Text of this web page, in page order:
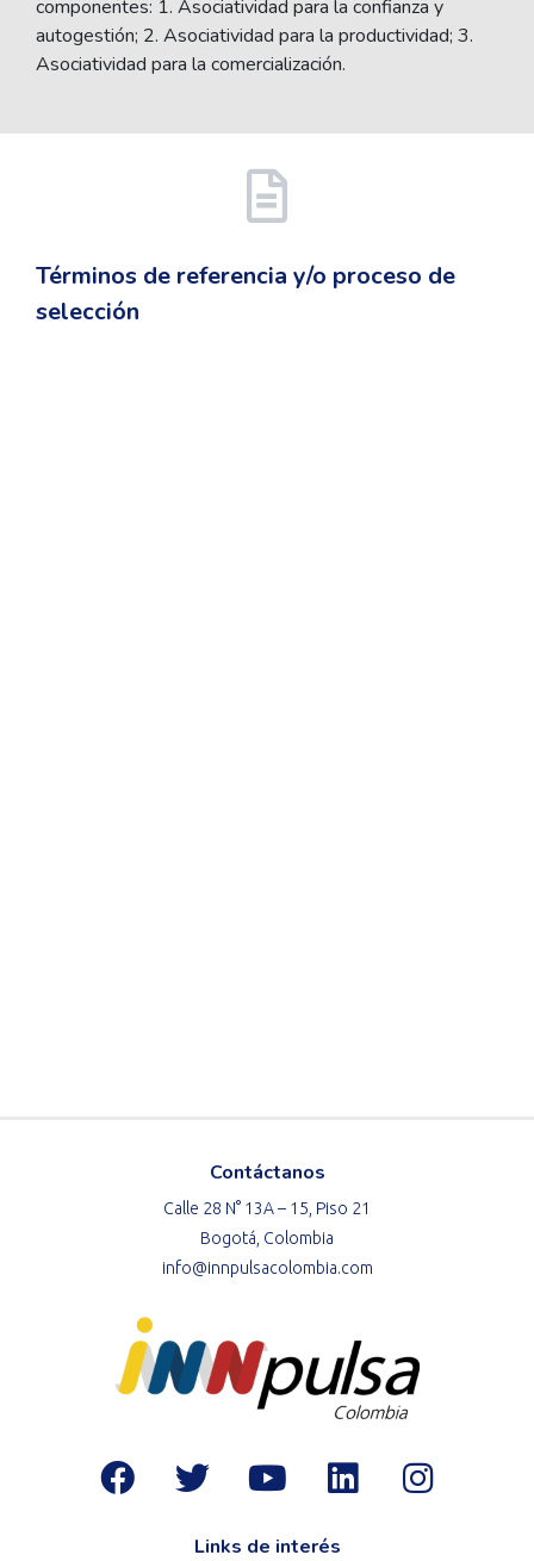
componentes: 1. Asociatividad para la confianza y
autogestión; 2. Asociatividad para la productividad; 3.
Asociatividad para la comercialización.
Términos de referencia y/o proceso de
selección
Contáctanos
Calle 28 N° 13A – 15, Piso 21
Bogotá, Colombia
info@innpulsacolombia.com
Links de interés